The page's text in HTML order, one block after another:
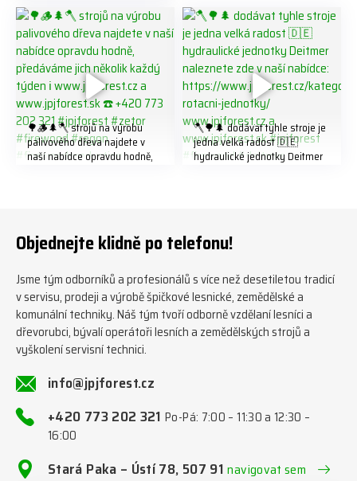
#biojack #regon #vahvajussi
🌳🪵🌲🪓 strojů na výrobu
palivového dřeva najdete v
naší nabídce opravdu hodně,
#firewoodproduction
🪓🌳🌲 dodávat tyhle stroje je
jedna velká radost 🇩🇪
hydraulické jednotky Deitmer
#firewood #deitmer
Objednejte klidně po telefonu!
Jsme tým odborníků a profesionálů s více než desetiletou tradicí
v servisu, prodeji a výrobě špičkové lesnické, zemědělské a
komunální techniky. Náš tým tvoří odborně vzdělaní lesníci a
dřevorubci, bývalí operátoři lesních a zemědělských strojů a
vyškolení servisní technici.
info@jpjforest.cz
+420 773 202 321Po-Pá: 7:00 – 11:30 a 12:30 –
16:00
Stará Paka – Ústí 78, 507 91navigovat sem